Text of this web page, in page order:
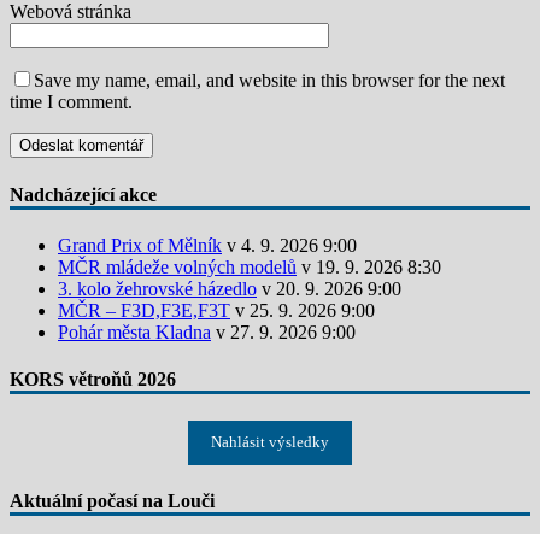
Webová stránka
Save my name, email, and website in this browser for the next
time I comment.
Nadcházející akce
Grand Prix of Mělník v 4. 9. 2026 9:00
MČR mládeže volných modelů v 19. 9. 2026 8:30
3. kolo žehrovské házedlo v 20. 9. 2026 9:00
MČR – F3D,F3E,F3T v 25. 9. 2026 9:00
Pohár města Kladna v 27. 9. 2026 9:00
KORS větroňů 2026
Nahlásit výsledky
Aktuální počasí na Louči